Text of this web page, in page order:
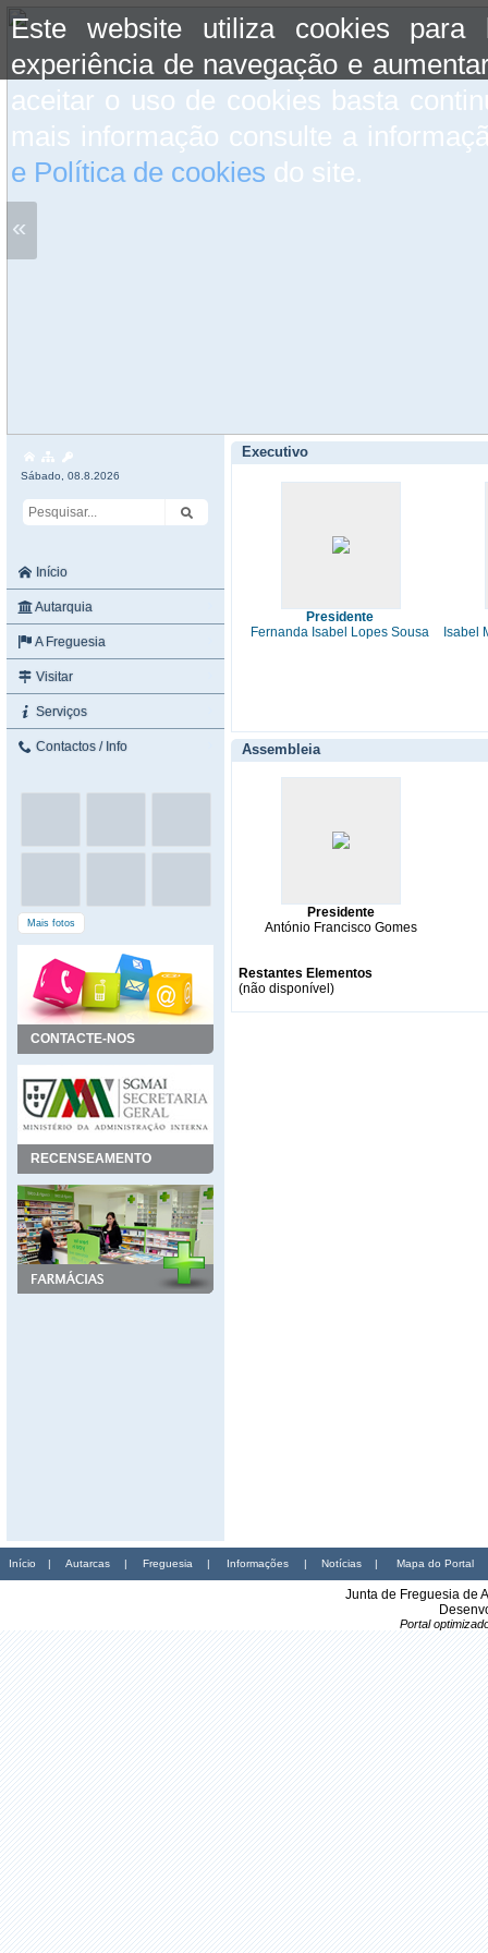
Este website utiliza cookies para
experiência de navegação e
aceitar o uso de cookies basta
mais informação consulte a
e Política de cookies do site.
«
Sábado, 08.8.2026
Início
Autarquia
A Freguesia
Visitar
Serviços
Contactos / Info
Mais fotos
CONTACTE-NOS
RECENSEAMENTO
Executivo
Presidente
Fernanda Isabel Lopes Sousa
Isabel
Assembleia
Presidente
António Francisco Gomes
Restantes Elementos
(não disponível)
Início | Autarcas | Freguesia | Informações | Notícias | Mapa do Portal
Junta de Freguesia de
Portal